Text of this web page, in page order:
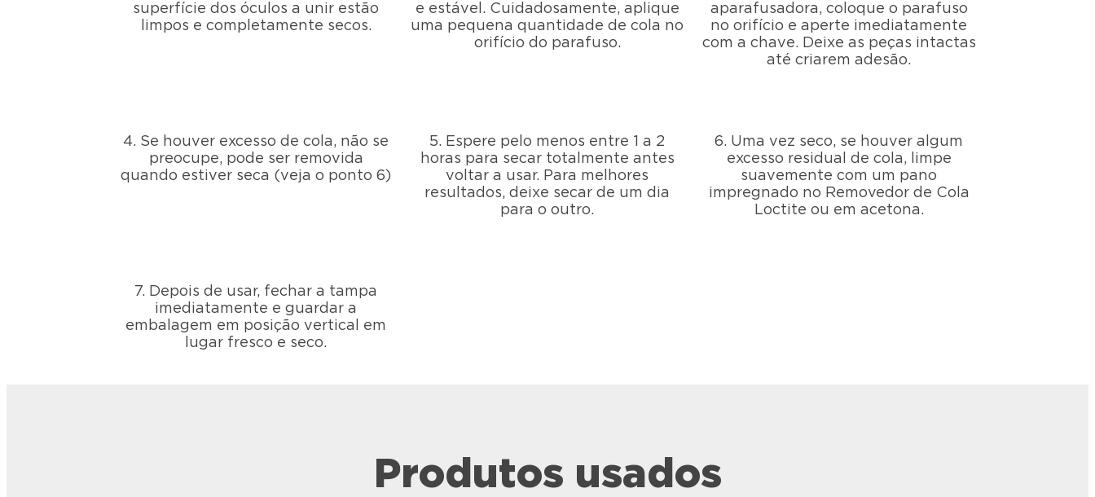
superfície dos óculos a unir estão
limpos e completamente secos.
e estável. Cuidadosamente, aplique
uma pequena quantidade de cola no
orifício do parafuso.
aparafusadora, coloque o parafuso
no orifício e aperte imediatamente
com a chave. Deixe as peças intactas
até criarem adesão.
4. Se houver excesso de cola, não se
preocupe, pode ser removida
quando estiver seca (veja o ponto 6)
5. Espere pelo menos entre 1 a 2
horas para secar totalmente antes
voltar a usar. Para melhores
resultados, deixe secar de um dia
para o outro.
6. Uma vez seco, se houver algum
excesso residual de cola, limpe
suavemente com um pano
impregnado no Removedor de Cola
Loctite ou em acetona.
7. Depois de usar, fechar a tampa
imediatamente e guardar a
embalagem em posição vertical em
lugar fresco e seco.
Produtos usados